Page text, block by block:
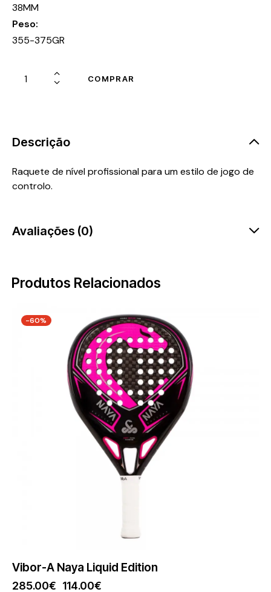
38MM
Peso
355-375GR
COMPRAR
Descrição
Raquete de nível profissional para um estilo de jogo de
controlo.
Avaliações (0)
Produtos Relacionados
-60%
Vibor-A Naya Liquid Edition
285.00€ 114.00€